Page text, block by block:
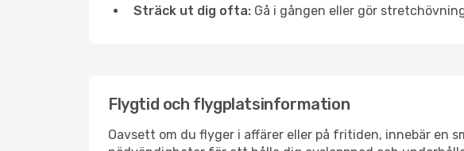
Sträck ut dig ofta: Gå i gången eller gör
Flygtid och flygplatsinformation
Oavsett om du flyger i affärer eller på fritiden, innebär en